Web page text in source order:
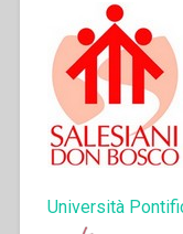
Università